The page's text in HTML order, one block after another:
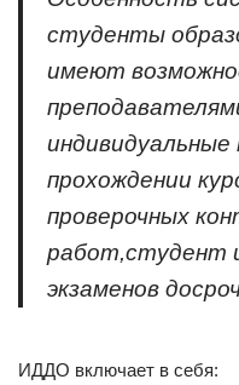
студенты
имеют
индивидуальные
прохождении
проверочных
работ,студент
экзаменов
ИДДО включает в себя: